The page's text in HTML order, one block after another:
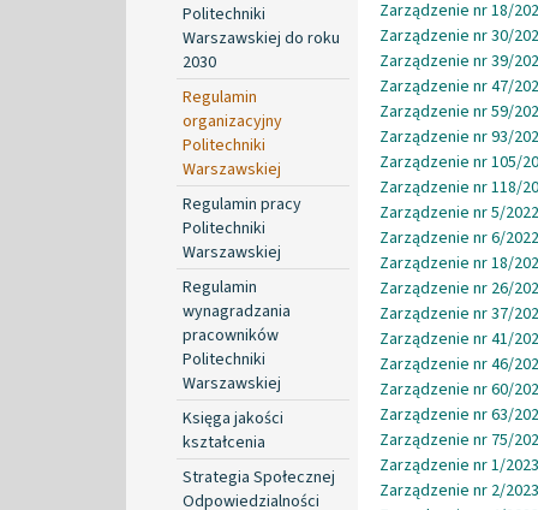
Politechniki
Warszawskiej do roku
2030
Regulamin
organizacyjny
Politechniki
Warszawskiej
Regulamin pracy
Politechniki
Warszawskiej
Regulamin
wynagradzania
pracowników
Politechniki
Warszawskiej
Księga jakości
kształcenia
Strategia Społecznej
Odpowiedzialności
Zarządzenie nr 18/
Zarządzenie nr 30/
Zarządzenie nr 39/
Zarządzenie nr 47/
Zarządzenie nr 59/
Zarządzenie nr 93/
Zarządzenie nr 105/
Zarządzenie nr 118/
Zarządzenie nr 5/
Zarządzenie nr 6/
Zarządzenie nr 18/
Zarządzenie nr 26/
Zarządzenie nr 37/
Zarządzenie nr 41/
Zarządzenie nr 46/
Zarządzenie nr 60/
Zarządzenie nr 63/
Zarządzenie nr 75/
Zarządzenie nr 1/
Zarządzenie nr 2/